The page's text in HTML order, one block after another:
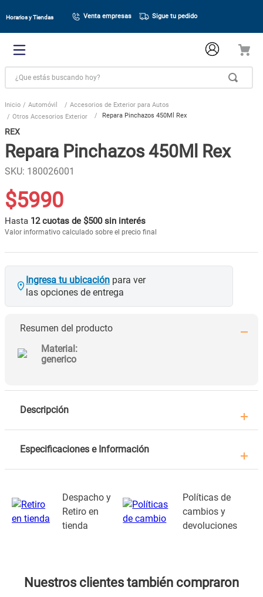
Horarios y Tiendas Venta empresas Sigue tu pedido
¿Que estás buscando hoy?
Automóvil
Accesorios de Exterior para Autos
Otros Accesorios Exterior
Repara Pinchazos 450Ml Rex
REX
Repara Pinchazos 450Ml Rex
SKU: 180026001
$5990
Hasta 12 cuotas de $500 sin interés
Valor informativo calculado sobre el precio final
Ingresa tu ubicación para ver
las opciones de entrega
Resumen del producto
Material:
generico
Descripción
Especificaciones e Información
Despacho y
Retiro en
tienda
Políticas de
cambios y
devoluciones
Nuestros clientes también compraron